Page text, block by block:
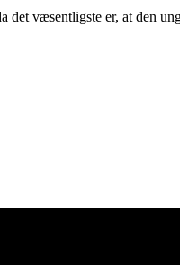
det væsentligste er, at den